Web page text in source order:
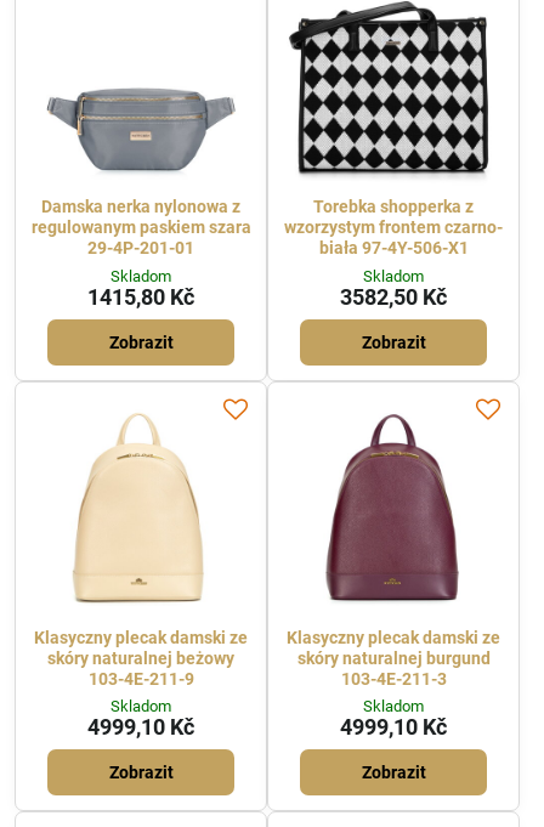
Damska nerka nylonowa z
regulowanym paskiem szara
29-4P-201-01
Skladom
1415,80 Kč
Zobrazit
Torebka shopperka z
wzorzystym frontem czarno-
biała 97-4Y-506-X1
Skladom
3582,50 Kč
Zobrazit
Klasyczny plecak damski ze
skóry naturalnej beżowy
103-4E-211-9
Skladom
4999,10 Kč
Zobrazit
Klasyczny plecak damski ze
skóry naturalnej burgund
103-4E-211-3
Skladom
4999,10 Kč
Zobrazit